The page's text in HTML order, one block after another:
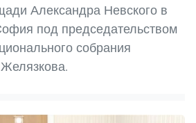
Александра Невского в
под председательством
собрания